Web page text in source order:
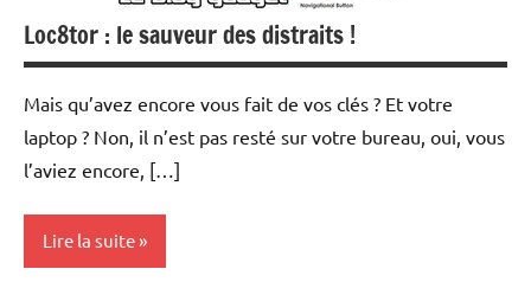
Loc8tor : le sauveur des distraits !
Mais qu’avez encore vous fait de vos clés ? Et votre
laptop ? Non, il n’est pas resté sur votre bureau, oui, vous
l’aviez encore, […]
Lire la suite